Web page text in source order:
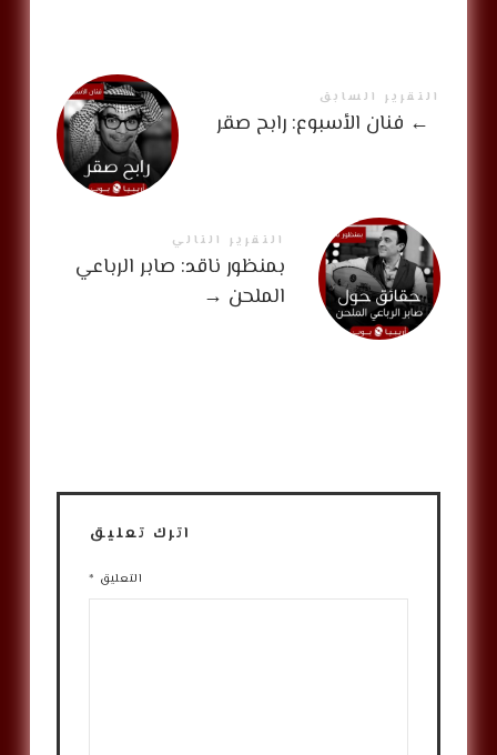
التقرير السابق
← فنان الأسبوع: رابح صقر
التقرير التالي
بمنظور ناقد: صابر الرباعي
الملحن →
اترك تعليق
التعليق *